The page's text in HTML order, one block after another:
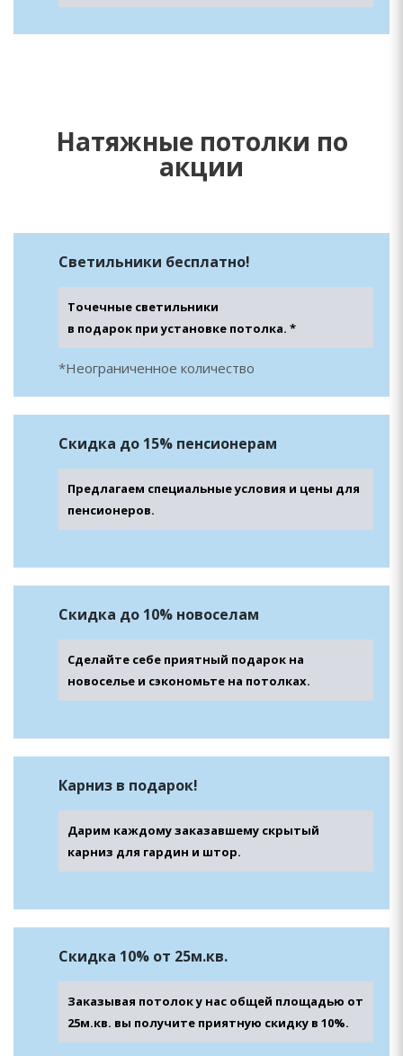
Натяжные потолки по
акции
Светильники бесплатно!
Точечные светильники
в подарок при установке потолка. *
*Неограниченное количество
Скидка до 15% пенсионерам
Предлагаем специальные условия и цены для
пенсионеров.
Скидка до 10% новоселам
Сделайте себе приятный подарок на
новоселье и сэкономьте на потолках.
Карниз в подарок!
Дарим каждому заказавшему скрытый
карниз для гардин и штор.
Скидка 10% от 25м.кв.
Заказывая потолок у нас общей площадью от
25м.кв. вы получите приятную скидку в 10%.